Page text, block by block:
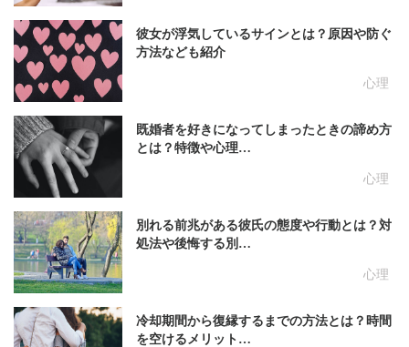
心理
彼女が浮気しているサインとは？原因や防ぐ
方法なども紹介
心理
既婚者を好きになってしまったときの諦め方
とは？特徴や心理…
心理
別れる前兆がある彼氏の態度や行動とは？対
処法や後悔する別…
冷却期間から復縁するまでの方法とは？時間
を空けるメリット…